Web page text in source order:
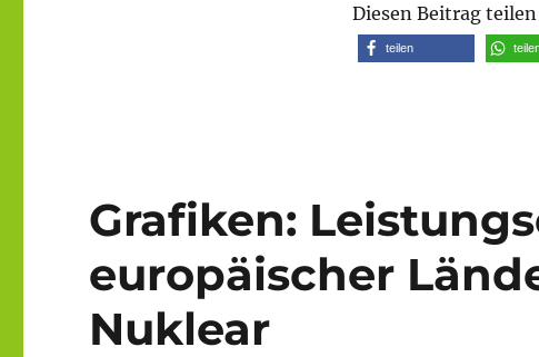
Diesen Beitrag teilen
teilen
Grafiken:
europäischer
Nuklear